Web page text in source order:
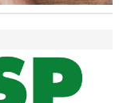
in estate